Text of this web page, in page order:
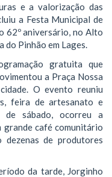
e a valorização das
a Festa Municipal de
62º aniversário, no Alto
do Pinhão em Lages.
gratuita que
a Praça Nossa
O evento reuniu
feira de artesanato e
de sábado, ocorreu a
grande café comunitário
de produtores
da tarde, Jorginho